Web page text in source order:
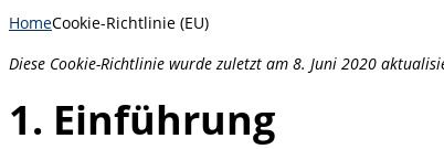
HomeCookie-Richtlinie (EU)
Diese Cookie-Richtlinie wurde zuletzt am 8. Juni 2020
1. Einführung